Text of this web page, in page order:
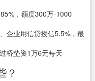
，额度300万-1000
企业用信贷授信5.5%，最
桥垫资1万6元每天
？